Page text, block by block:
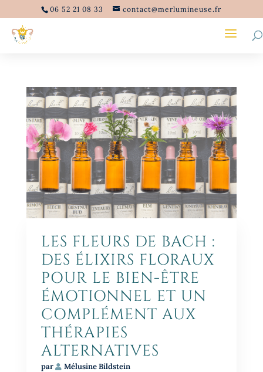
06 52 21 08 33 contact@merlumineuse.fr
LES FLEURS DE BACH :
DES ÉLIXIRS FLORAUX
POUR LE BIEN-ÊTRE
ÉMOTIONNEL ET UN
COMPLÉMENT AUX
THÉRAPIES
ALTERNATIVES
par Mélusine Bildstein